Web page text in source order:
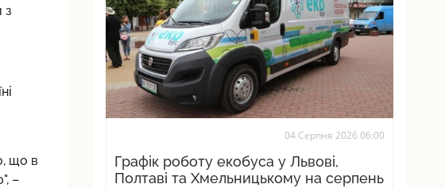
з
що в
–
04 Серпня 2026 06:00
Графік роботу екобуса у Львові,
Полтаві та Хмельницькому на серпень